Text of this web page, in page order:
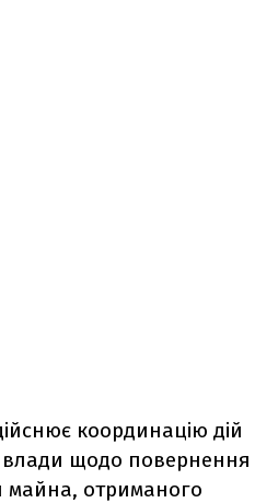
координацію дій
влади щодо повернення
майна, отриманого